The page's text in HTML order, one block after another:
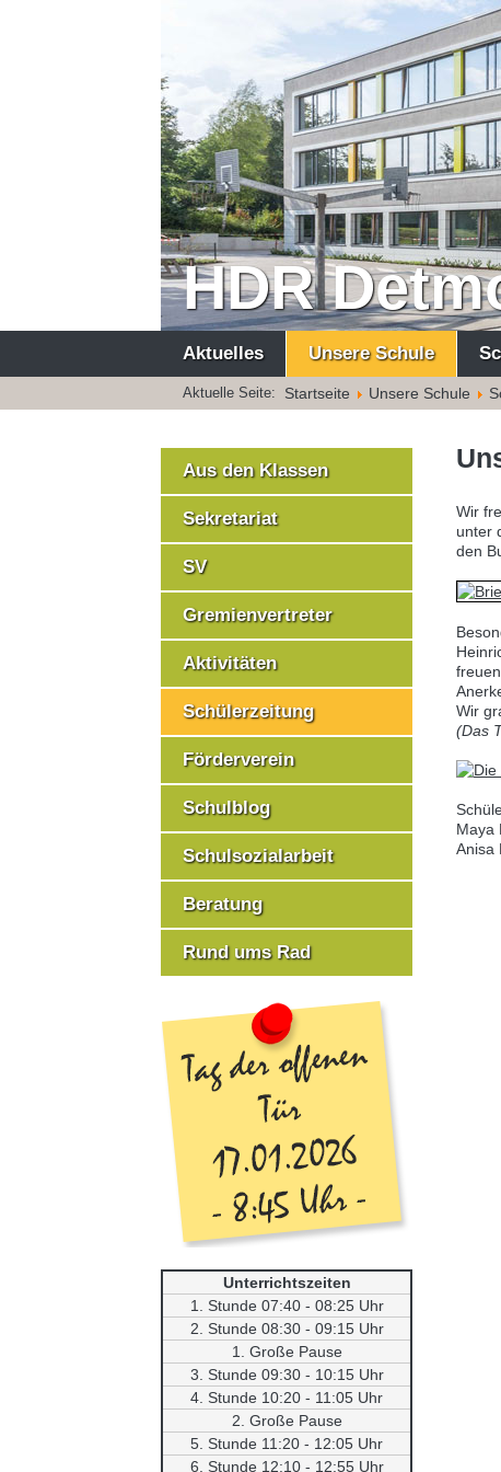
HDR
Aktuelles Unsere Schule
Aktuelle Seite: Startseite Unsere Schule
Aus den Klassen
Sekretariat
SV
Gremienvertreter
Aktivitäten
Schülerzeitung
Förderverein
Schulblog
Schulsozialarbeit
Beratung
Rund ums Rad
Unterrichtszeiten
1. Stunde 07:40 - 08:25 Uhr
2. Stunde 08:30 - 09:15 Uhr
1. Große Pause
3. Stunde 09:30 - 10:15 Uhr
4. Stunde 10:20 - 11:05 Uhr
2. Große Pause
5. Stunde 11:20 - 12:05 Uhr
6. Stunde 12:10 - 12:55 Uhr
Wir
unter
den
Wir
(Das
Maya
Anisa